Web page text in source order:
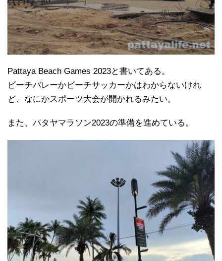
Pattaya Beach Games 2023と書いてある。
ビーチバレーかビーチサッカーかはわからないけれ
ど、なにかスポーツ大会が開かれるみたい。
また、パタヤマラソン2023の準備を進めている。